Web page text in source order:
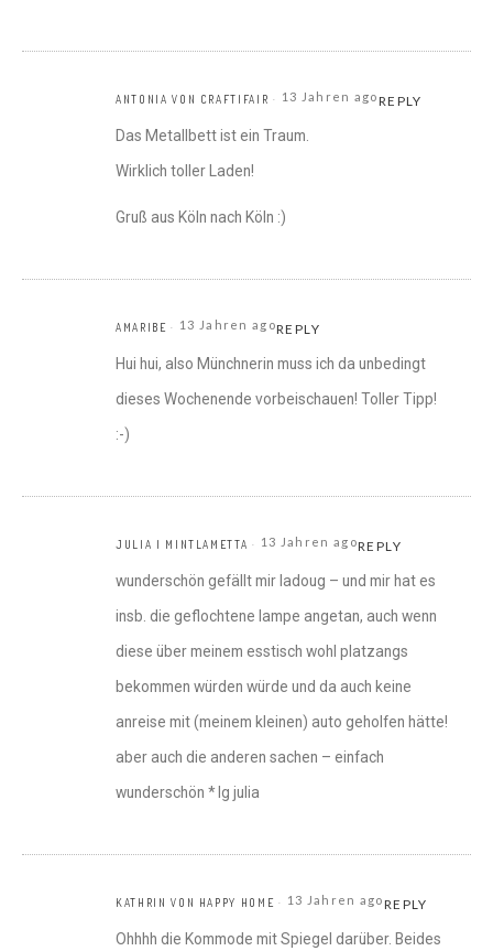
ANTONIA VON CRAFTIFAIR 13 Jahren agoREPLY
Das Metallbett ist ein Traum.
Wirklich toller Laden!
Gruß aus Köln nach Köln :)
AMARIBE 13 Jahren agoREPLY
Hui hui, also Münchnerin muss ich da unbedingt
dieses Wochenende vorbeischauen! Toller Tipp!
:-)
JULIA I MINTLAMETTA 13 Jahren agoREPLY
wunderschön gefällt mir ladoug – und mir hat es
insb. die geflochtene lampe angetan, auch wenn
diese über meinem esstisch wohl platzangs
bekommen würden würde und da auch keine
anreise mit (meinem kleinen) auto geholfen hätte!
aber auch die anderen sachen – einfach
wunderschön * lg julia
KATHRIN VON HAPPY HOME 13 Jahren agoREPLY
Ohhhh die Kommode mit Spiegel darüber. Beides